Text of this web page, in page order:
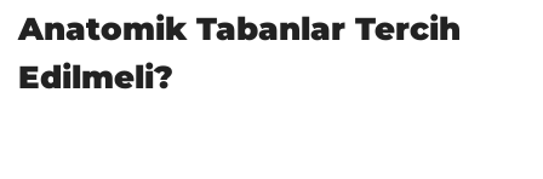
Anatomik Tabanlar Tercih
Edilmeli?